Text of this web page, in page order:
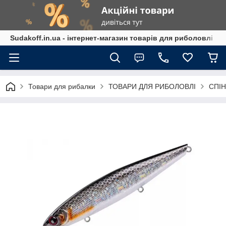
Sudakoff.in.ua - інтернет-магазин товарів для риболовлі
Товари для рибалки ТОВАРИ ДЛЯ РИБОЛОВЛІ